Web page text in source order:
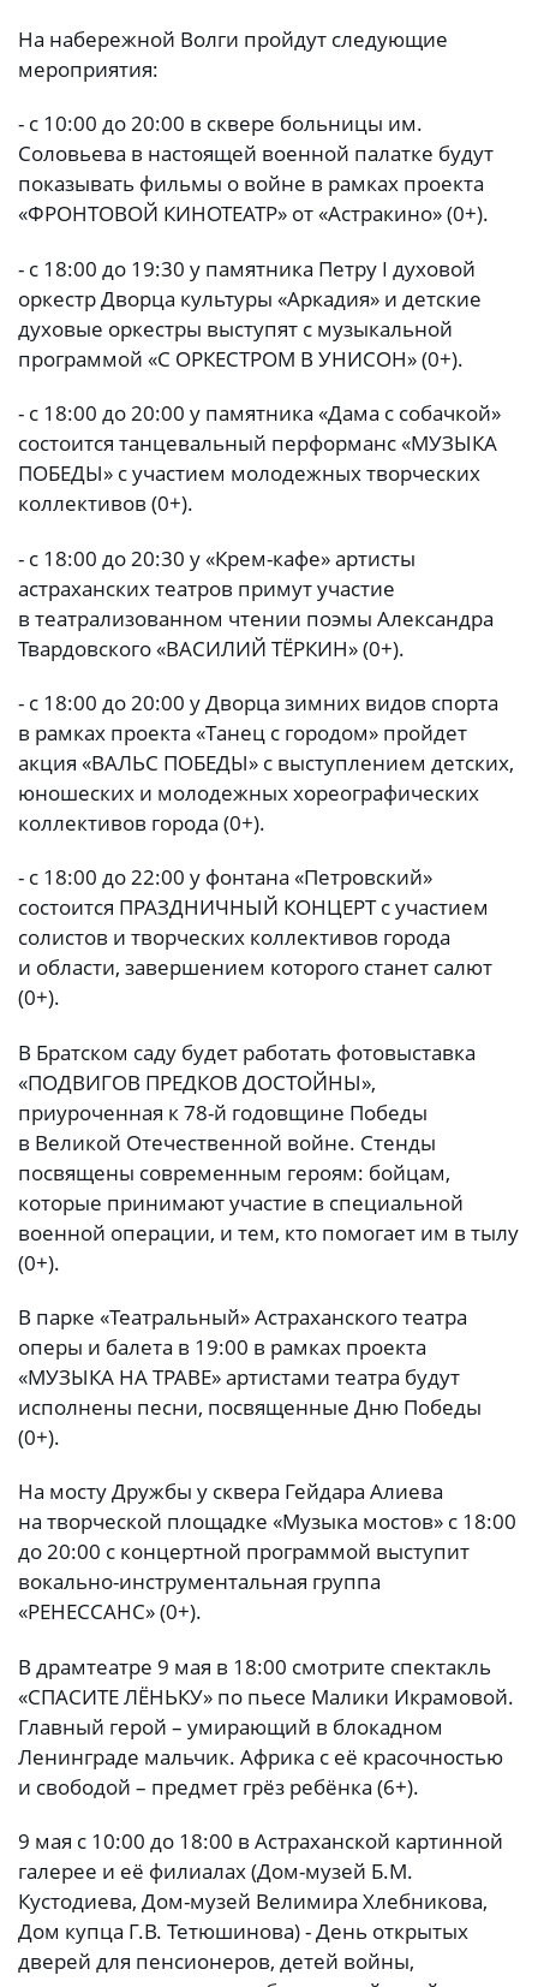
На набережной Волги пройдут следующие
мероприятия:
- с 10:00 до 20:00 в сквере больницы им.
Соловьева в настоящей военной палатке будут
показывать фильмы о войне в рамках проекта
«ФРОНТОВОЙ КИНОТЕАТР» от «Астракино» (0+).
- с 18:00 до 19:30 у памятника Петру I духовой
оркестр Дворца культуры «Аркадия» и детские
духовые оркестры выступят с музыкальной
программой «С ОРКЕСТРОМ В УНИСОН» (0+).
- с 18:00 до 20:00 у памятника «Дама с собачкой»
состоится танцевальный перформанс «МУЗЫКА
ПОБЕДЫ» с участием молодежных творческих
коллективов (0+).
- с 18:00 до 20:30 у «Крем-кафе» артисты
астраханских театров примут участие
в театрализованном чтении поэмы Александра
Твардовского «ВАСИЛИЙ ТЁРКИН» (0+).
- с 18:00 до 20:00 у Дворца зимних видов спорта
в рамках проекта «Танец с городом» пройдет
акция «ВАЛЬС ПОБЕДЫ» с выступлением детских,
юношеских и молодежных хореографических
коллективов города (0+).
- с 18:00 до 22:00 у фонтана «Петровский»
состоится ПРАЗДНИЧНЫЙ КОНЦЕРТ с участием
солистов и творческих коллективов города
и области, завершением которого станет салют
(0+).
В Братском саду будет работать фотовыставка
«ПОДВИГОВ ПРЕДКОВ ДОСТОЙНЫ»,
приуроченная к 78-й годовщине Победы
в Великой Отечественной войне. Стенды
посвящены современным героям: бойцам,
которые принимают участие в специальной
военной операции, и тем, кто помогает им в тылу
(0+).
В парке «Театральный» Астраханского театра
оперы и балета в 19:00 в рамках проекта
«МУЗЫКА НА ТРАВЕ» артистами театра будут
исполнены песни, посвященные Дню Победы
(0+).
На мосту Дружбы у сквера Гейдара Алиева
на творческой площадке «Музыка мостов» с 18:00
до 20:00 с концертной программой выступит
вокально-инструментальная группа
«РЕНЕССАНС» (0+).
В драмтеатре 9 мая в 18:00 смотрите спектакль
«СПАСИТЕ ЛЁНЬКУ» по пьесе Малики Икрамовой.
Главный герой – умирающий в блокадном
Ленинграде мальчик. Африка с её красочностью
и свободой – предмет грёз ребёнка (6+).
9 мая с 10:00 до 18:00 в Астраханской картинной
галерее и её филиалах (Дом-музей Б.М.
Кустодиева, Дом-музей Велимира Хлебникова,
Дом купца Г.В. Тетюшинова) - День открытых
дверей для пенсионеров, детей войны,